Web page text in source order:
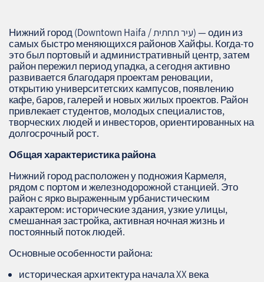
Нижний город (Downtown Haifa / עיר תחתית) — один из
самых быстро меняющихся районов Хайфы. Когда‑то
это был портовый и административный центр, затем
район пережил период упадка, а сегодня активно
развивается благодаря проектам реновации,
открытию университетских кампусов, появлению
кафе, баров, галерей и новых жилых проектов. Район
привлекает студентов, молодых специалистов,
творческих людей и инвесторов, ориентированных на
долгосрочный рост.
Общая характеристика района
Нижний город расположен у подножия Кармеля,
рядом с портом и железнодорожной станцией. Это
район с ярко выраженным урбанистическим
характером: исторические здания, узкие улицы,
смешанная застройка, активная ночная жизнь и
постоянный поток людей.
Основные особенности района:
историческая архитектура начала XX века